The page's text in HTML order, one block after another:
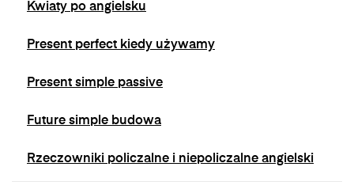
Kwiaty po angielsku
Present perfect kiedy używamy
Present simple passive
Future simple budowa
Rzeczowniki policzalne i niepoliczalne angielski